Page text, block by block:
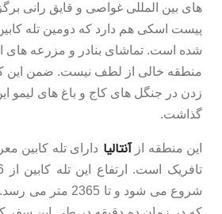
های بین المللی غواصی و قایق رانی
پیست اسکی هم دارد که دومین تله کابین
شده است. تماشای بنادر و مزرعه
منطقه خالی از لطف نیست. ضمن این
زدن در جنگل های کاج و باغ های لیمو
گذاشت.
این منطقه ازآنتالیا دارای تله کابین
شروع می شود و تا